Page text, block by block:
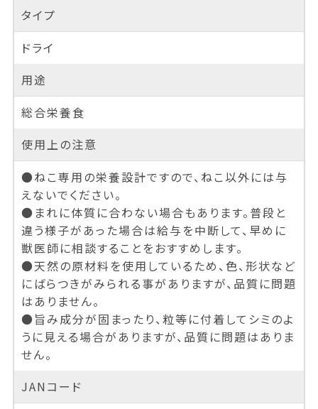
タイプ
ドライ
用途
総合栄養食
使用上の注意
●ねこ専用の栄養設計ですので、ねこ以外には与
えないでください。
●まれに体質に合わない場合もあります。普段と
違う様子があった場合は給与を中断して、早めに
獣医師に相談することをおすすめします。
●天然の原材料を使用しているため、色、形状など
にばらつきがみられる事がありますが、品質に問題
はありません。
●旨み成分が固まったり、粒等に付着してシミのよ
うに見える場合がありますが、品質に問題はありま
せん。
JANコード